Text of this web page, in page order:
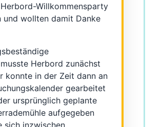
Willkommensparty
und wollten damit Danke
Herbord zunächst
konnte in der Zeit dann an
gearbeitet
ursprünglich geplante
aufgegeben
sich inzwischen